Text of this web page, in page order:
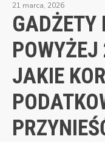
21 marca, 2026
GADŻETY
JAKIE